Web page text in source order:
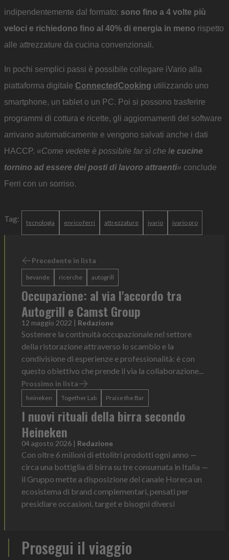
indipendentemente dal formato: sono fino a 4 volte più
veloci e richiedono fino al 40% di energia in meno rispetto
alle attrezzature da cucina convenzionali.
In pochi semplici passi è possibile collegare iVario alla
piattaforma digitale ConnectedCooking utilizzando uno
smartphone, un tablet o un PC. Poi si possono trasferire
programmi di cottura e ricette, gli aggiornamenti del software
arrivano automaticamente e vengono salvati anche i dati
HACCP. «Come vedete è possibile far sì che le cucine
tornino ad essere dei posti di lavoro attraenti» conclude
Ferri con un sorriso.
Tag: tecnologia enrico ferri attrezzature ivario ivario pro
Precedente in lista
bevande ricerche autogrill
Occupazione: al via l'accordo tra
Autogrill e Camst Group
12 maggio 2022 | Redazione
Sostenere la continuità occupazionale nel settore
della ristorazione attraverso lo scambio e la
condivisione di esperienze e professionalità: è con
questo obiettivo che prende il via la collaborazione...
Prossimo in lista
heineken Together Lab Praise the Bar
I nuovi rituali della birra secondo
Heineken
04 agosto 2026 | Redazione
Con oltre 6 milioni di ettolitri prodotti ogni anno —
circa una bottiglia di birra su tre consumata in Italia —
il Gruppo mette a disposizione del canale Horeca un
ecosistema di brand complementari, pensati per
presidiare occasioni, target e bisogni diversi
Prosegui il viaggio